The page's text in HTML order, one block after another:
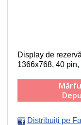
Display de
1366x768, 40 pin,
Distribuiți pe